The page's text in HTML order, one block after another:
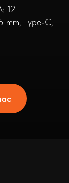
12
mm, Type-C,